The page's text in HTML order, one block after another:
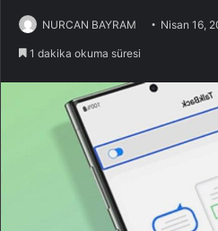
NURCAN BAYRAM Nisan 16,
1 dakika okuma süresi